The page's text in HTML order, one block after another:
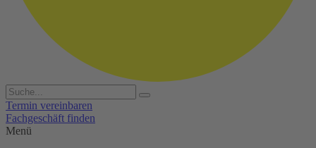
Termin vereinbaren
Fachgeschäft finden
Menü